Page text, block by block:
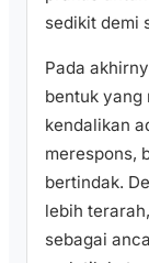
sedikit demi
Pada
bentuk yang
kendalikan
merespons,
bertindak.
lebih
sebagai